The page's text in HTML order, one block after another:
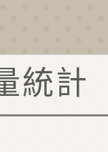
統計